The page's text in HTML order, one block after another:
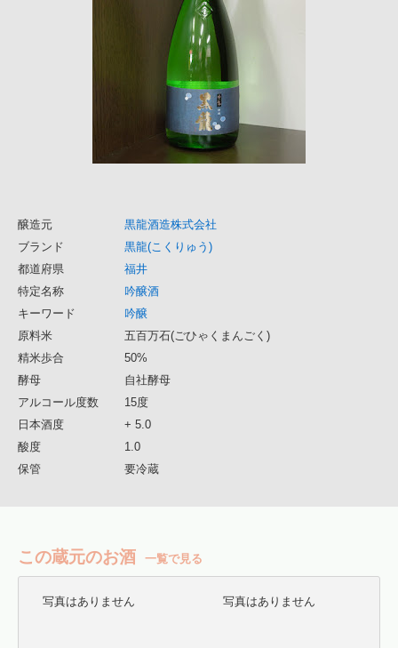
醸造元
黒龍酒造株式会社
ブランド
黒龍(こくりゅう)
都道府県
福井
特定名称
吟醸酒
キーワード
吟醸
原料米
五百万石(ごひゃくまんごく)
精米歩合
50%
酵母
自社酵母
アルコール度数
15度
日本酒度
+ 5.0
酸度
1.0
保管
要冷蔵
この蔵元のお酒 一覧で見る
写真はありません 写真はありません